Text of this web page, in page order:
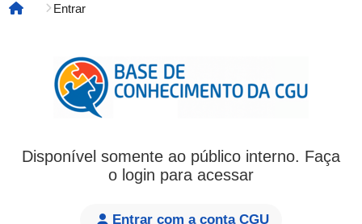
Página inicial
Entrar
Disponível somente ao público interno. Faça
o login para acessar
Entrar com a conta CGU